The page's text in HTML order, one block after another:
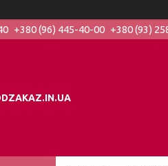
+380 (96) 445-40-00 +380 (93)